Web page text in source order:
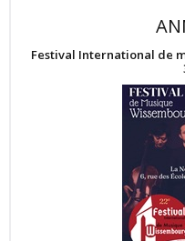
Festival International de